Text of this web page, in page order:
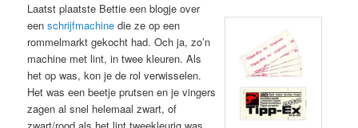
Laatst plaatste Bettie een blogje over
eenschrijfmachine die ze op een
rommelmarkt gekocht had. Och ja, zo’n
machine met lint, in twee kleuren. Als
het op was, kon je de rol verwisselen.
Het was een beetje prutsen en je vingers
zagen al snel helemaal zwart, of